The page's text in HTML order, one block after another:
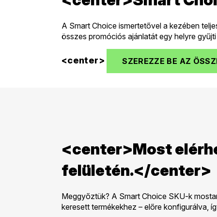
A Smart Choice ismertetővel a kezében
összes promóciós ajánlatát egy helyre
<center> SZEREZZE BE AZ
<center>Most
felületén.</center>
Meggyőztük? A Smart Choice SKU-k
keresett termékekhez – előre konfigurálva,